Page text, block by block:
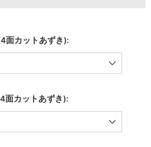
面カットあずき):
面カットあずき):